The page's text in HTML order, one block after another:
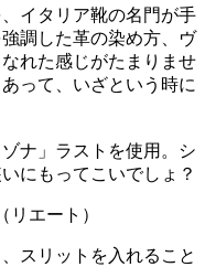
イタリア靴の名門が手
調した革の染め方、ヴ
れた感じがたまりませ
って、いざという時に
ナ」ラストを使用。シ
にもってこいでしょ？
スリットを入れること